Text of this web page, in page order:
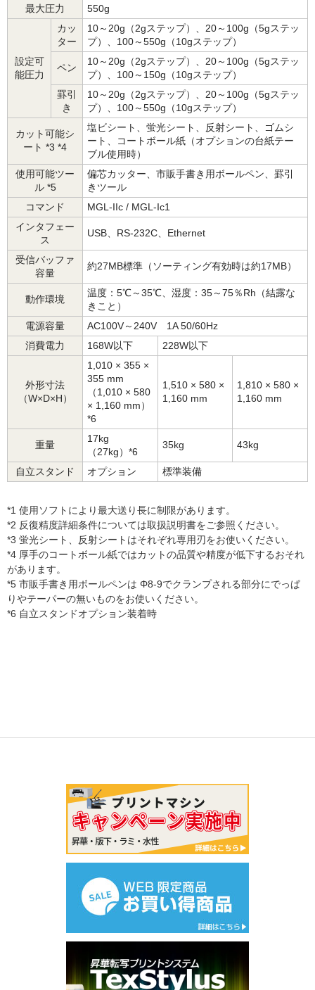
最大圧力
550g
設定可
能圧力
カッ
ター
10～20g（2gステップ）、20～100g（5gステッ
プ）、100～550g（10gステップ）
ペン
10～20g（2gステップ）、20～100g（5gステッ
プ）、100～150g（10gステップ）
罫引
き
10～20g（2gステップ）、20～100g（5gステッ
プ）、100～550g（10gステップ）
カット可能シ
ート *3 *4
塩ビシート、蛍光シート、反射シート、ゴムシ
ート、コートボール紙（オプションの台紙テー
ブル使用時）
使用可能ツー
ル *5
偏芯カッター、市販手書き用ボールペン、罫引
きツール
コマンド
MGL-IIc / MGL-Ic1
インタフェー
ス
USB、RS-232C、Ethernet
受信バッファ
容量
約27MB標準（ソーティング有効時は約17MB）
動作環境
温度：5℃～35℃、湿度：35～75％Rh（結露な
きこと）
電源容量
AC100V～240V 1A 50/60Hz
消費電力
168W以下 228W以下
外形寸法
（W×D×H）
1,010 × 355 ×
355 mm
（1,010 × 580
× 1,160 mm）
*6
1,510 × 580 ×
1,160 mm
1,810 × 580 ×
1,160 mm
重量
17kg
（27kg）*6
35kg 43kg
自立スタンド オプション 標準装備
*1 使用ソフトにより最大送り長に制限があります。
*2 反復精度詳細条件については取扱説明書をご参照ください。
*3 蛍光シート、反射シートはそれぞれ専用刃をお使いください。
*4 厚手のコートボール紙ではカットの品質や精度が低下するおそれ
があります。
*5 市販手書き用ボールペンは Φ8-9でクランプされる部分にでっぱ
りやテーパーの無いものをお使いください。
*6 自立スタンドオプション装着時